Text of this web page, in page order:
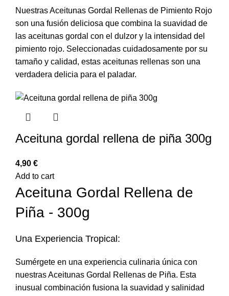
Nuestras Aceitunas Gordal Rellenas de Pimiento Rojo
son una fusión deliciosa que combina la suavidad de
las aceitunas gordal con el dulzor y la intensidad del
pimiento rojo. Seleccionadas cuidadosamente por su
tamaño y calidad, estas aceitunas rellenas son una
verdadera delicia para el paladar.
Aceituna gordal rellena de piña 300g
€
Add to cart
Aceituna Gordal Rellena de
Piña - 300g
Una Experiencia Tropical:
Sumérgete en una experiencia culinaria única con
nuestras Aceitunas Gordal Rellenas de Piña. Esta
inusual combinación fusiona la suavidad y salinidad